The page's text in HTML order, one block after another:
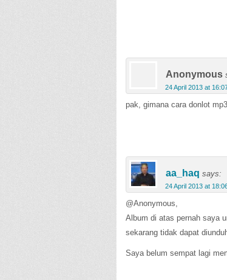
Anonymous
24 April 2013 at
pak, gimana cara donlot
aa_haq says:
24 April 2013 at
@Anonymous,
Album di atas pernah saya
sekarang tidak dapat
Saya belum sempat lagi